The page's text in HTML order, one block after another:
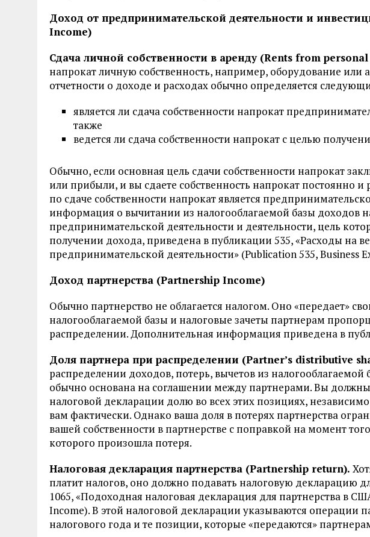
Доход от предпринимательской деятельности и
Income)
Сдача личной собственности в аренду (Rents from
напрокат личную собственность, например, оборудование или
отчетности о доходе и расходах обычно определяется
является ли сдача собственности напрокат
также
ведется ли сдача собственности напрокат с целью
Обычно, если основная цель сдачи собственности напрокат
или прибыли, и вы сдаете собственность напрокат постоянно и
по сдаче собственности напрокат является
информация о вычитании из налогооблагаемой базы доходов
предпринимательской деятельности и деятельности, цель
получении дохода, приведена в публикации 535, «Расходы на
предпринимательской деятельности» (Publication 535, Business
Доход партнерства (Partnership Income)
Обычно партнерство не облагается налогом. Оно «передает»
налогооблагаемой базы и налоговые зачеты партнерам
распределении. Дополнительная информация приведена в
Доля партнера при распределении (Partner’s distributive
распределении доходов, потерь, вычетов из налогооблагаемой
обычно основана на соглашении между партнерами. Вы должны
налоговой декларации долю во всех этих позициях,
вам фактически. Однако ваша доля в потерях партнерства
вашей собственности в партнерстве с поправкой на момент
которого произошла потеря.
Налоговая декларация партнерства (Partnership return).
платит налогов, оно должно подавать налоговую декларацию
1065, «Подоходная налоговая декларация для партнерства в
Income). В этой налоговой декларации указываются операции
налогового года и те позиции, которые «передаются»